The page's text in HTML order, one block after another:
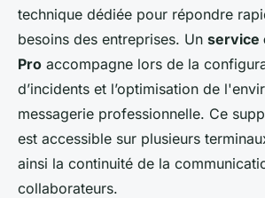
technique dédiée pour répondre
besoins des entreprises. Un service
Pro accompagne lors de la
d’incidents et l’optimisation de
messagerie professionnelle. Ce
est accessible sur plusieurs
ainsi la continuité de la
collaborateurs.